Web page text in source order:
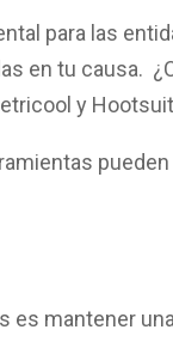
para las
en tu causa.
y
pueden
es mantener una